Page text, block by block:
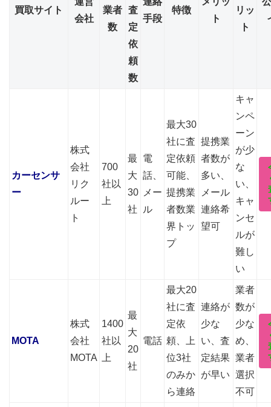
買取サイト
会社
業者
数
査
定
依
頼
数
手段
特徴
ト
リッ
ト
カーセンサ
ー
株式
会社
リク
ルー
ト
700
社以
上
最
大
30
社
電
話、
メー
ル
最大30
社に査
定依頼
可能、
提携業
者数業
界トッ
プ
提携業
者数が
多い、
メール
連絡希
望可
キャ
ンペ
ーン
が少
な
い、
キャ
ンセ
ルが
難し
い
MOTA
株式
会社
MOTA
1400
社以
上
最
大
20
社
電話
最大20
社に査
定依
頼、上
位3社
のみか
ら連絡
連絡が
少な
い、査
定結果
が早い
業者
数が
少な
め、
業者
選択
不可